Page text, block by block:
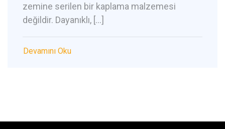
zemine serilen bir kaplama malzemesi
değildir. Dayanıklı, […]
Devamını Oku